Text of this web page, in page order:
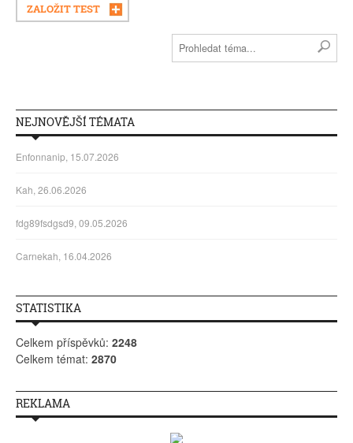
ZALOŽIT TEST
NEJNOVĚJŠÍ TÉMATA
Enfonnanip, 15.07.2026
Kah, 26.06.2026
fdg89fsdgsd9, 09.05.2026
Carnekah, 16.04.2026
STATISTIKA
Celkem příspěvků: 2248
Celkem témat: 2870
REKLAMA